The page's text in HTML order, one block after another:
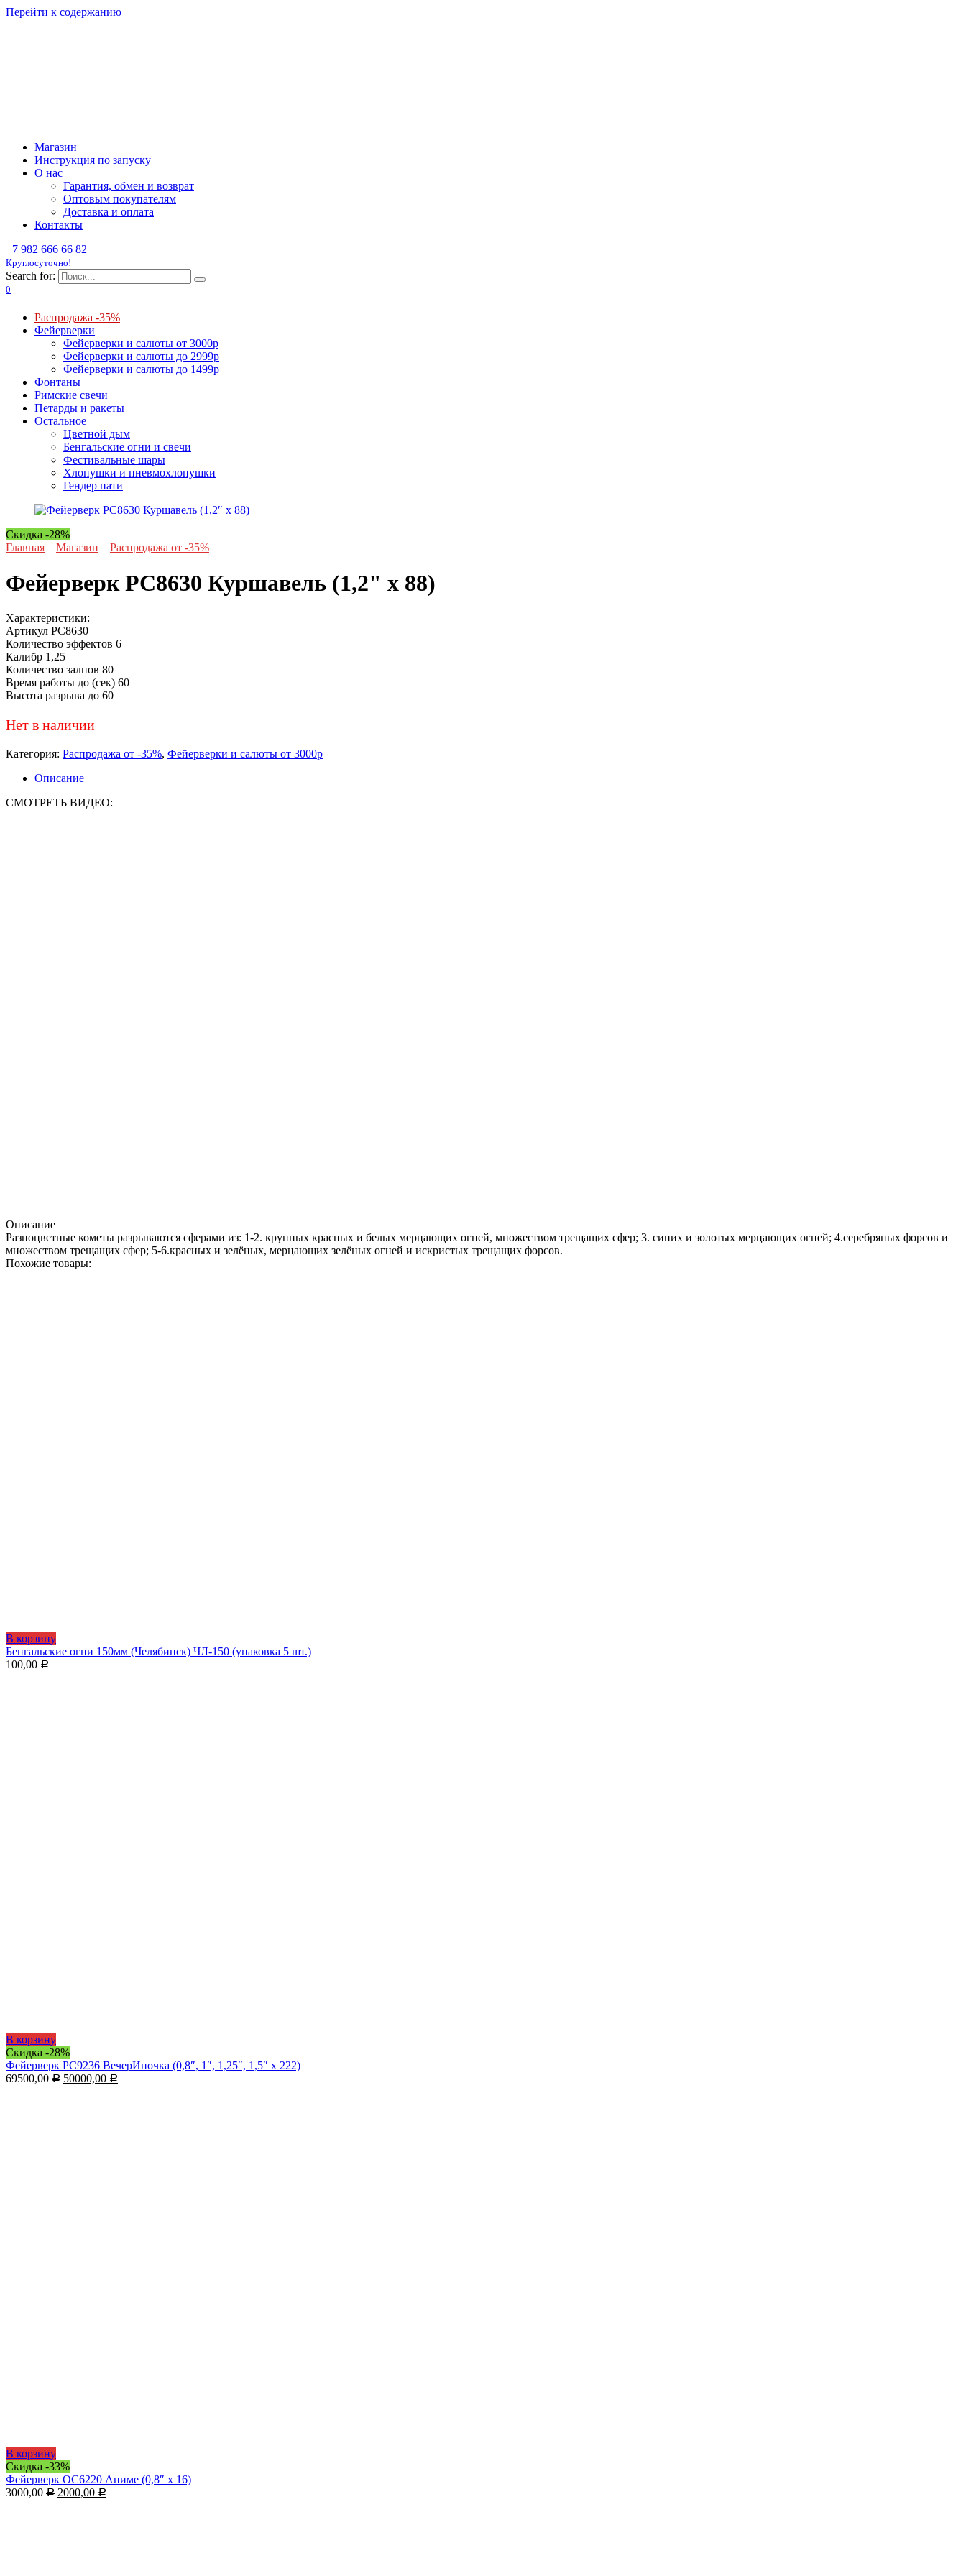
Перейти к содержанию
Магазин
Инструкция по запуску
О нас
Гарантия, обмен и возврат
Оптовым покупателям
Доставка и оплата
Контакты
+7 982 666 66 82
Круглосуточно!
Search for:
0
Распродажа -35%
Фейерверки
Фейерверки и салюты от 3000р
Фейерверки и салюты до 2999р
Фейерверки и салюты до 1499р
Фонтаны
Римские свечи
Петарды и ракеты
Остальное
Цветной дым
Бенгальские огни и свечи
Фестивальные шары
Хлопушки и пневмохлопушки
Гендер пати
Скидка -28%
Главная
Магазин Распродажа от -35%
Фейерверк РС8630 Куршавель (1,2" х 88)
Характеристики:
Артикул РС8630
Количество эффектов 6
Калибр 1,25
Количество залпов 80
Время работы до (сек) 60
Высота разрыва до 60
Нет в наличии
Категория: Распродажа от -35%, Фейерверки и салюты от 3000р
Описание
СМОТРЕТЬ ВИДЕО:
Описание
Разноцветные кометы разрываются сферами из: 1-2. крупных красных и белых мерцающих огней, множеством трещащих сфер; 3. синих и золотых мерцающих огней; 4.серебряных форсов и
множеством трещащих сфер; 5-6.красных и зелёных, мерцающих зелёных огней и искристых трещащих форсов.
Похожие товары:
В корзину
Бенгальские огни 150мм (Челябинск) ЧЛ-150 (упаковка 5 шт.)
100,00 Р
В корзину
Скидка -28%
Фейерверк РС9236 ВечерИночка (0,8″, 1″, 1,25″, 1,5″ х 222)
69500,00Р 50000,00 Р
В корзину
Скидка -33%
Фейерверк ОС6220 Аниме (0,8″ х 16)
3000,00Р 2000,00 Р